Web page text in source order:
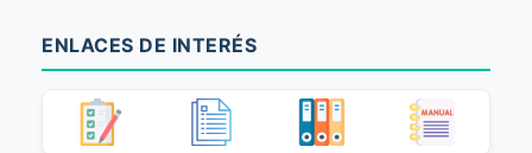
ENLACES DE INTERÉS